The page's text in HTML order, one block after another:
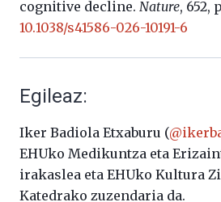
cognitive decline. Nature, 652,
10.1038/s41586-026-10191-6
Egileaz:
Iker Badiola Etxaburu (
EHUko Medikuntza eta
irakaslea eta EHUko Kultura
Katedrako zuzendaria da.